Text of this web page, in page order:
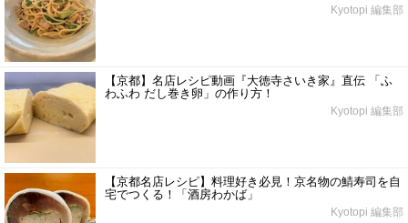
Kyotopi 編集部
【京都】名店レシピ動画『大徳寺さいき家』直伝 「ふ
わふわ だし巻き卵」の作り方！
Kyotopi 編集部
【京都名店レシピ】料理好き必見！京名物の鯖寿司を自
宅でつくる！「酒房わかば」
Kyotopi 編集部